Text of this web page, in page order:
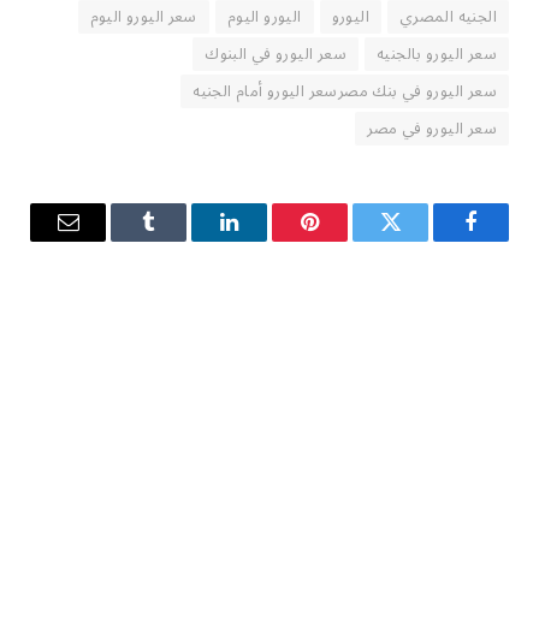
الجنيه المصري اليورو اليورو اليوم
سعر اليورو اليوم
سعر اليورو بالجنيه
سعر اليورو في البنوك
سعر اليورو في بنك مصرسعر اليورو أمام الجنيه
سعر اليورو في مصر
فيسبوك تويتر بينتيريستلينكدإن Tumblr
البريد